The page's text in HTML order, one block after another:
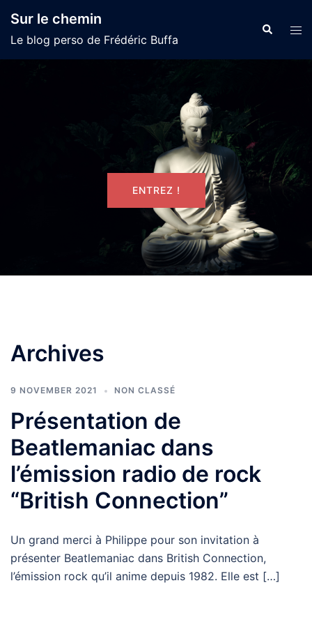
content
Sur le chemin
Le blog perso de Frédéric Buffa
Search
ENTREZ !
Archives
9 NOVEMBER 2021 NON CLASSÉ
Présentation de
Beatlemaniac dans
l’émission radio de rock
“British Connection”
Un grand merci à Philippe pour son invitation à
présenter Beatlemaniac dans British Connection,
l’émission rock qu’il anime depuis 1982. Elle est […]